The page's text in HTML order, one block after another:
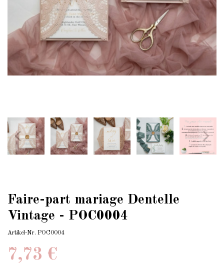
Faire-part mariage Dentelle
Vintage - POC0004
Artikel-Nr. POC0004
7,73 €